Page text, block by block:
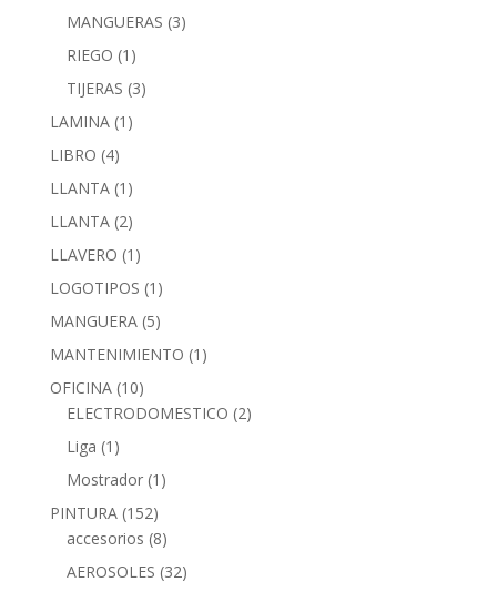
MANGUERAS (3)
RIEGO (1)
TIJERAS (3)
LAMINA (1)
LIBRO (4)
LLANTA (1)
LLANTA (2)
LLAVERO (1)
LOGOTIPOS (1)
MANGUERA (5)
MANTENIMIENTO (1)
OFICINA (10)
ELECTRODOMESTICO (2)
Liga (1)
Mostrador (1)
PINTURA (152)
accesorios (8)
AEROSOLES (32)